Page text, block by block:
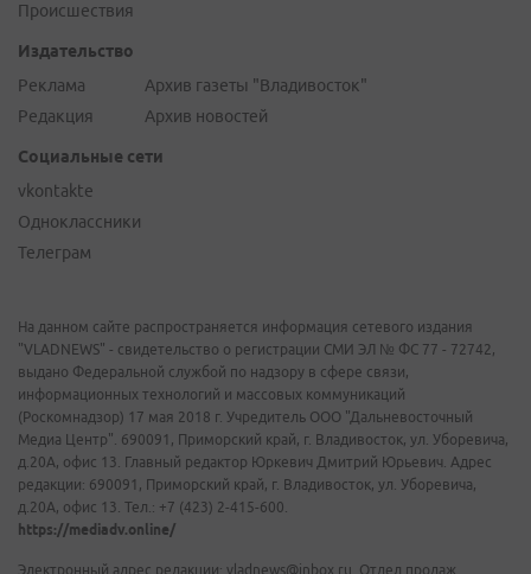
Происшествия
Издательство
Реклама
Редакция
Архив газеты "Владивосток"
Архив новостей
Социальные сети
vkontakte
Одноклассники
Телеграм
На данном сайте распространяется информация сетевого издания
"VLADNEWS" - свидетельство о регистрации СМИ ЭЛ № ФС 77 - 72742,
выдано Федеральной службой по надзору в сфере связи,
информационных технологий и массовых коммуникаций
(Роскомнадзор) 17 мая 2018 г. Учредитель ООО "Дальневосточный
Медиа Центр". 690091, Приморский край, г. Владивосток, ул. Уборевича,
д.20А, офис 13. Главный редактор Юркевич Дмитрий Юрьевич. Адрес
редакции: 690091, Приморский край, г. Владивосток, ул. Уборевича,
д.20А, офис 13. Тел.: +7 (423) 2-415-600.
https://mediadv.online/
Электронный адрес редакции: vladnews@inbox.ru. Отдел продаж